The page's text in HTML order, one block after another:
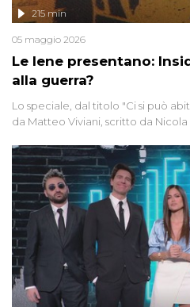
Le Iene presentano:
alla guerra?
215 min
05 maggio 2026
Lo speciale, dal titolo "Ci si può
da Matteo Viviani, scritto da
di settore - su quanto la guerra sia
Anche se l'Italia non è
contesto globale rende
lontano.